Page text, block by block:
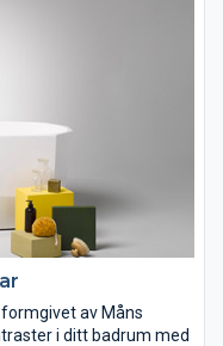
av Måns
i ditt badrum med